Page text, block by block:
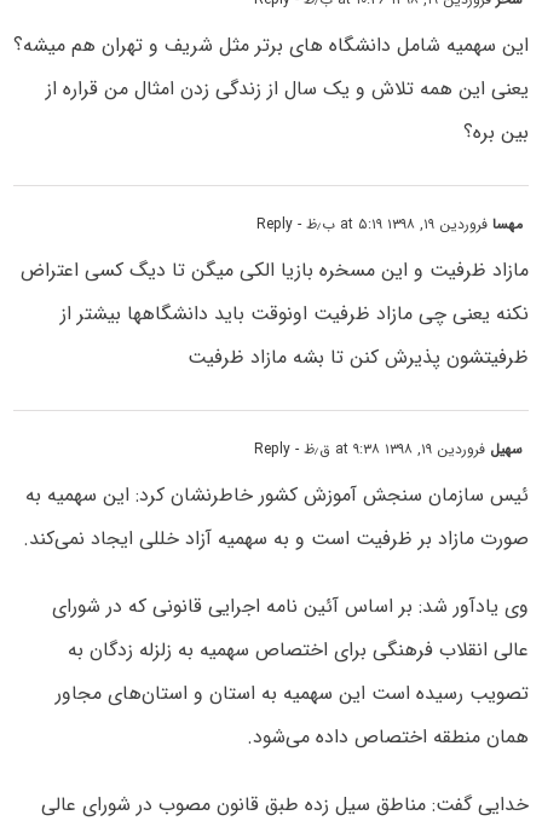
این سهمیه شامل دانشگاه های برتر مثل شریف و تهران هم میشه؟
یعنی این همه تلاش و یک سال از زندگی زدن امثال من قراره از
بین بره؟
مهسافروردین ۱۹, ۱۳۹۸ at ۵:۱۹ ب٫ظ - Reply
مازاد ظرفیت و این مسخره بازیا الکی میگن تا دیگ کسی اعتراض
نکنه یعنی چی مازاد ظرفیت اونوقت باید دانشگاهها بیشتر از
ظرفیتشون پذیرش کنن تا بشه مازاد ظرفیت
سهیل فروردین ۱۹, ۱۳۹۸ at ۹:۳۸ ق٫ظ - Reply
ئیس سازمان سنجش آموزش کشور خاطرنشان کرد: این سهمیه به
صورت مازاد بر ظرفیت است و به سهمیه آزاد خللی ایجاد نمی‌کند.
وی یادآور شد: بر اساس آئین نامه اجرایی قانونی که در شورای
عالی انقلاب فرهنگی برای اختصاص سهمیه به زلزله زدگان به
تصویب رسیده است این سهمیه به استان و استان‌های مجاور
همان منطقه اختصاص داده می‌شود.
خدایی گفت: مناطق سیل زده طبق قانون مصوب در شورای عالی